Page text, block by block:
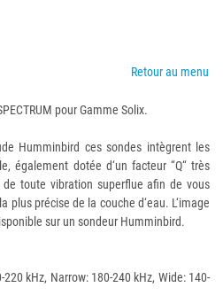
Retour au menu
pour Gamme Solix.
Humminbird ces sondes intègrent les
également dotée d‘un facteur “Q“ très
toute vibration superflue afin de vous
plus précise de la couche d‘eau. L‘image
sur un sondeur Humminbird.
220 kHz, Narrow: 180-240 kHz, Wide: 140-